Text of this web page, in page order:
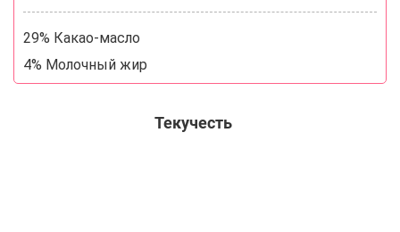
29% Какао-масло
4% Молочный жир
Текучесть